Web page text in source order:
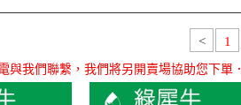
< 1
我們聯繫，我們將另開賣場協助您下單．